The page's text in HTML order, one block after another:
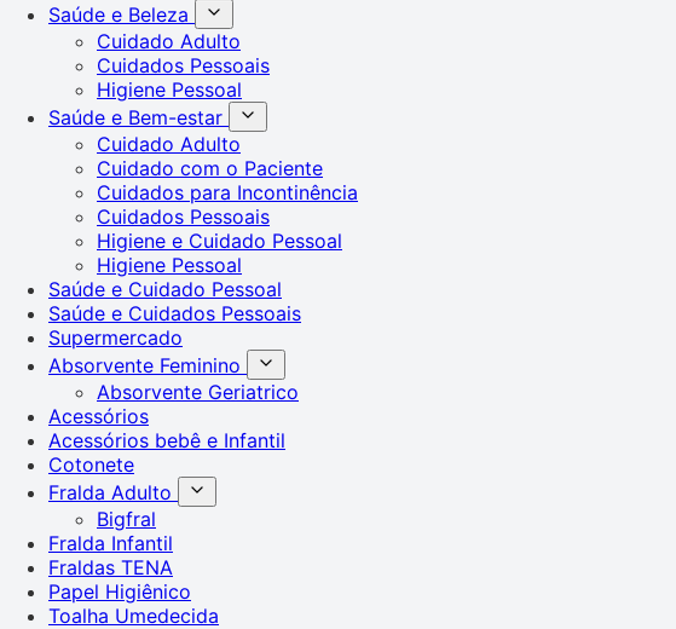
Saúde e Beleza
Cuidado Adulto
Cuidados Pessoais
Higiene Pessoal
Saúde e Bem-estar
Cuidado Adulto
Cuidado com o Paciente
Cuidados para Incontinência
Cuidados Pessoais
Higiene e Cuidado Pessoal
Higiene Pessoal
Saúde e Cuidado Pessoal
Saúde e Cuidados Pessoais
Supermercado
Absorvente Feminino
Absorvente Geriatrico
Acessórios
Acessórios bebê e Infantil
Cotonete
Fralda Adulto
Bigfral
Fralda Infantil
Fraldas TENA
Papel Higiênico
Toalha Umedecida